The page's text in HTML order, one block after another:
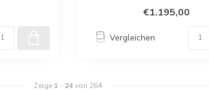
€1.195,00
Vergleichen
Zeige 1 - 24von 264